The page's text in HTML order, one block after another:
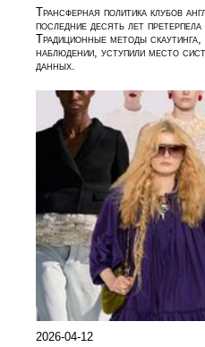
Трансферная политика клубов
последние десять лет претерпела
Традиционные методы
наблюдении, уступили место
данных.
2026-04-12